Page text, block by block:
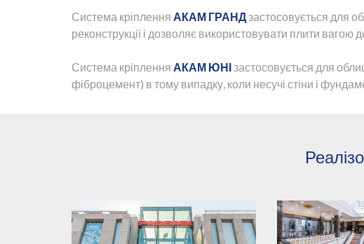
Система кріплення АКАМ ГРАНДзастосовується для
реконструкції і дозволяє використовувати плити вагою
Система кріплення АКАМ ЮНІзастосовується для
фіброцемент) в тому випадку, коли несучі стіни і